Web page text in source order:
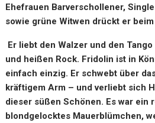
Ehefrauen Barverschollener,
sowie grüne Witwen drückt er
Er liebt den Walzer und den
und heißen Rock. Fridolin ist in
einfach einzig. Er schwebt über
kräftigem Arm – und verliebt sich
dieser süßen Schönen. Es war ein
blondgelocktes Mauerblümchen,